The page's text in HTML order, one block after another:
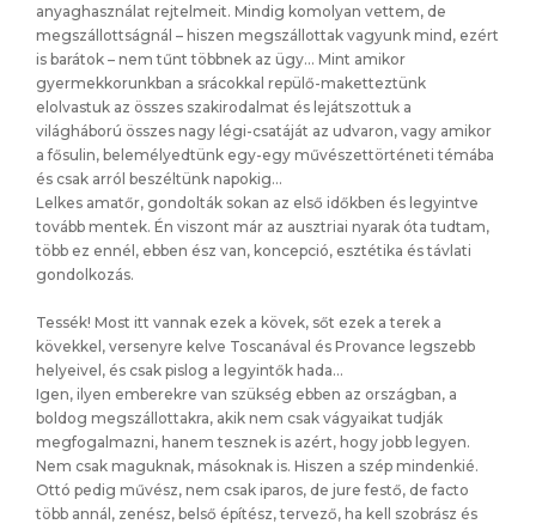
anyaghasználat rejtelmeit. Mindig komolyan vettem, de
megszállottságnál – hiszen megszállottak vagyunk mind, ezért
is barátok – nem tűnt többnek az ügy… Mint amikor
gyermekkorunkban a srácokkal repülő-maketteztünk
elolvastuk az összes szakirodalmat és lejátszottuk a
világháború összes nagy légi-csatáját az udvaron, vagy amikor
a fősulin, belemélyedtünk egy-egy művészettörténeti témába
és csak arról beszéltünk napokig…
Lelkes amatőr, gondolták sokan az első időkben és legyintve
tovább mentek. Én viszont már az ausztriai nyarak óta tudtam,
több ez ennél, ebben ész van, koncepció, esztétika és távlati
gondolkozás.
Tessék! Most itt vannak ezek a kövek, sőt ezek a terek a
kövekkel, versenyre kelve Toscanával és Provance legszebb
helyeivel, és csak pislog a legyintők hada…
Igen, ilyen emberekre van szükség ebben az országban, a
boldog megszállottakra, akik nem csak vágyaikat tudják
megfogalmazni, hanem tesznek is azért, hogy jobb legyen.
Nem csak maguknak, másoknak is. Hiszen a szép mindenkié.
Ottó pedig művész, nem csak iparos, de jure festő, de facto
több annál, zenész, belső építész, tervező, ha kell szobrász és